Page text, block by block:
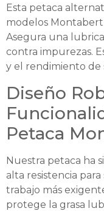
Esta petaca
modelos Montabert
Asegura una
contra impurezas.
y el rendimiento de
Diseño
Petaca
Nuestra petaca ha
alta resistencia
trabajo más
protege la grasa